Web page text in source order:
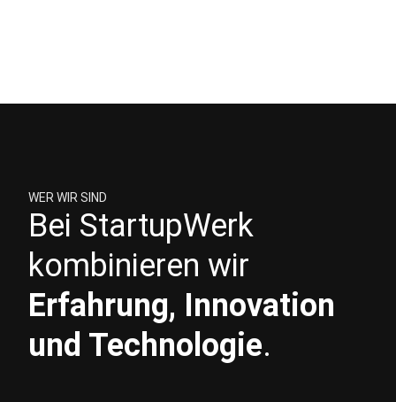
WER WIR SIND
Bei StartupWerk
kombinieren wir
Erfahrung, Innovation
und Technologie.